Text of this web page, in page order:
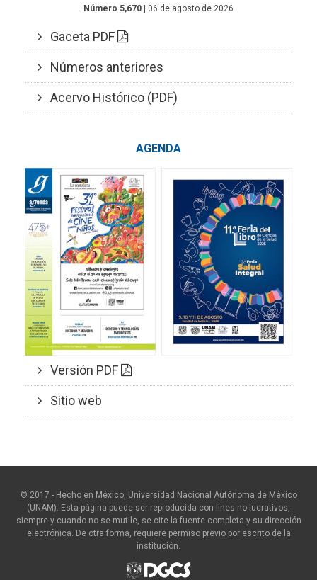
Número 5,670 | 06 de agosto de 2026
Gaceta PDF
Números anteriores
Acervo Histórico (PDF)
AGENDA
Versión PDF
Sitio web
© 2017 - Hecho en México, Universidad Nacional Autónoma de México
(UNAM). Esta página puede ser reproducida con fines no lucrativos,
siempre y cuando no se mutile, se cite la fuente completa y su dirección
electrónica. De otra forma, requiere permiso previo por escrito de la
institución.